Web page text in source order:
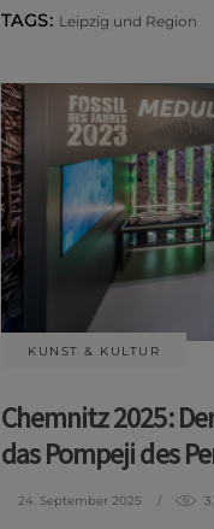
TAGS: Leipzig und Region
KUNST & KULTUR
Chemnitz 2025:
das Pompeji des
24. September 2025